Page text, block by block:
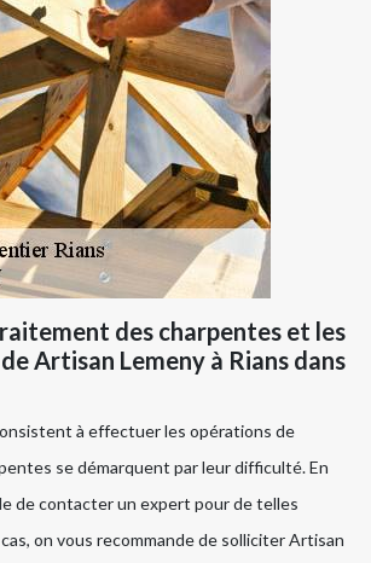
des charpentes et les
Artisan Lemeny à Rians dans
à effectuer les opérations de
se démarquent par leur difficulté. En
de contacter un expert pour de telles
on vous recommande de solliciter Artisan